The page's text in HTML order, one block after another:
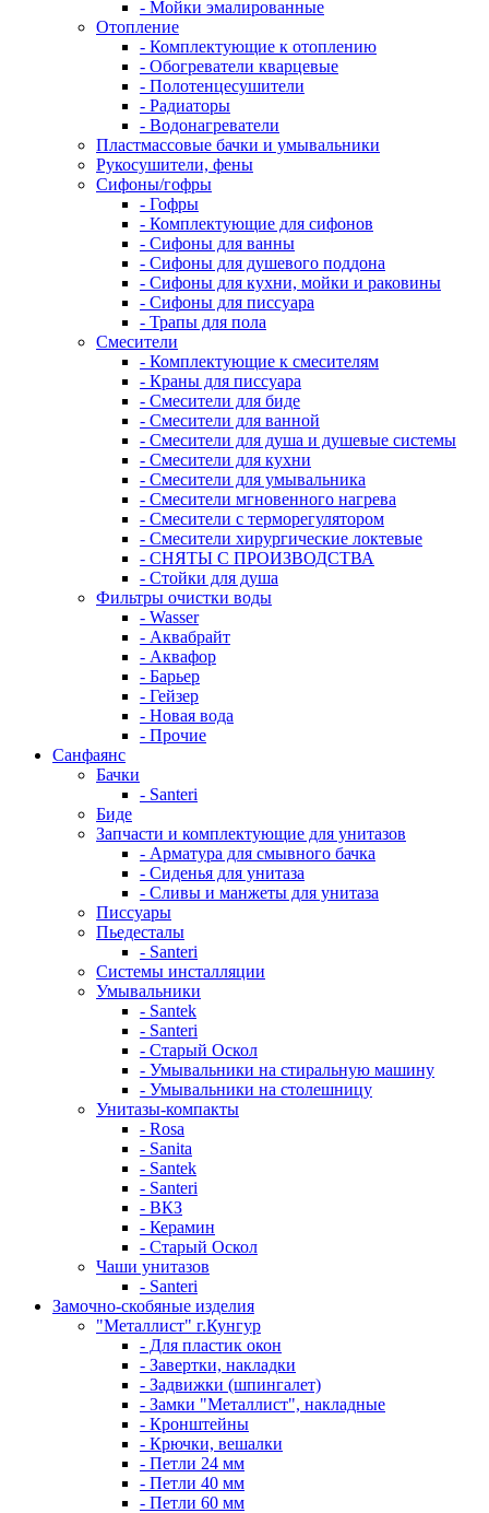
- Мойки эмалированные
Отопление
- Комплектующие к отоплению
- Обогреватели кварцевые
- Полотенцесушители
- Радиаторы
- Водонагреватели
Пластмассовые бачки и умывальники
Рукосушители, фены
Сифоны/гофры
- Гофры
- Комплектующие для сифонов
- Сифоны для ванны
- Сифоны для душевого поддона
- Сифоны для кухни, мойки и раковины
- Сифоны для писсуара
- Трапы для пола
Смесители
- Комплектующие к смесителям
- Краны для писсуара
- Смесители для биде
- Смесители для ванной
- Смесители для душа и душевые системы
- Смесители для кухни
- Смесители для умывальника
- Смесители мгновенного нагрева
- Смесители с терморегулятором
- Смесители хирургические локтевые
- СНЯТЫ С ПРОИЗВОДСТВА
- Стойки для душа
Фильтры очистки воды
- Wasser
- Аквабрайт
- Аквафор
- Барьер
- Гейзер
- Новая вода
- Прочие
Санфаянс
Бачки
- Santeri
Биде
Запчасти и комплектующие для унитазов
- Арматура для смывного бачка
- Сиденья для унитаза
- Сливы и манжеты для унитаза
Писсуары
Пьедесталы
- Santeri
Системы инсталляции
Умывальники
- Santek
- Santeri
- Старый Оскол
- Умывальники на стиральную машину
- Умывальники на столешницу
Унитазы-компакты
- Rosa
- Sanita
- Santek
- Santeri
- ВКЗ
- Керамин
- Старый Оскол
Чаши унитазов
- Santeri
Замочно-скобяные изделия
"Металлист" г.Кунгур
- Для пластик окон
- Завертки, накладки
- Задвижки (шпингалет)
- Замки "Металлист", накладные
- Кронштейны
- Крючки, вешалки
- Петли 24 мм
- Петли 40 мм
- Петли 60 мм